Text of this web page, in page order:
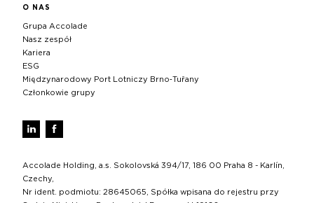
O NAS
Grupa Accolade
Nasz zespół
Kariera
ESG
Międzynarodowy Port Lotniczy Brno‑Tuřany
Członkowie grupy
Accolade Holding, a.s. Sokolovská 394/17, 186 00 Praha 8 - Karlín,
Czechy,
Nr ident. podmiotu: 28645065, Spółka wpisana do rejestru przy